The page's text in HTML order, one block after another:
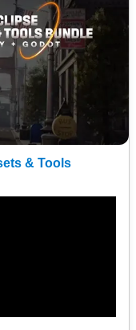
& Tools